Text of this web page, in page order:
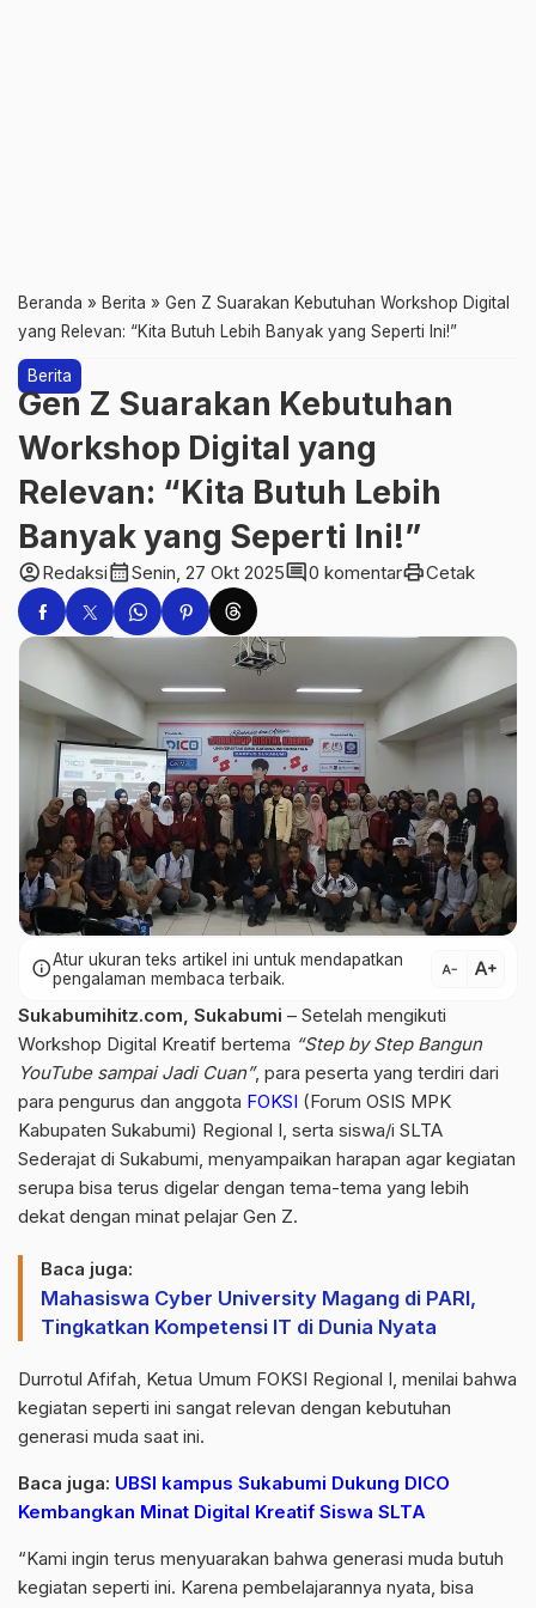
Beranda » Berita » Gen Z Suarakan Kebutuhan Workshop Digital
yang Relevan: “Kita Butuh Lebih Banyak yang Seperti Ini!”
Berita
Gen Z Suarakan Kebutuhan
Workshop Digital yang
Relevan: “Kita Butuh Lebih
Banyak yang Seperti Ini!”
account_circleRedaksicalendar_monthSenin, 27 Okt 2025comment0 komentarprintCetak
infoAtur ukuran teks artikel ini untuk mendapatkan
pengalaman membaca terbaik.
text_decrease text_increase
Sukabumihitz.com, Sukabumi – Setelah mengikuti
Workshop Digital Kreatif bertema “Step by Step Bangun
YouTube sampai Jadi Cuan”, para peserta yang terdiri dari
para pengurus dan anggota FOKSI (Forum OSIS MPK
Kabupaten Sukabumi) Regional I, serta siswa/i SLTA
Sederajat di Sukabumi, menyampaikan harapan agar kegiatan
serupa bisa terus digelar dengan tema-tema yang lebih
dekat dengan minat pelajar Gen Z.
Baca juga:
Mahasiswa Cyber University Magang di PARI,
Tingkatkan Kompetensi IT di Dunia Nyata
Durrotul Afifah, Ketua Umum FOKSI Regional I, menilai bahwa
kegiatan seperti ini sangat relevan dengan kebutuhan
generasi muda saat ini.
Baca juga: UBSI kampus Sukabumi Dukung DICO
Kembangkan Minat Digital Kreatif Siswa SLTA
“Kami ingin terus menyuarakan bahwa generasi muda butuh
kegiatan seperti ini. Karena pembelajarannya nyata, bisa